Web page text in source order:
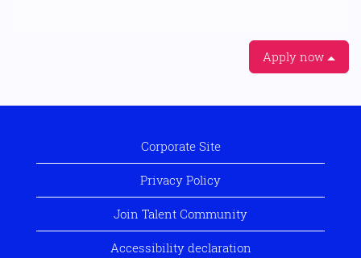
Apply now
Corporate Site
Privacy Policy
Join Talent Community
Accessibility declaration